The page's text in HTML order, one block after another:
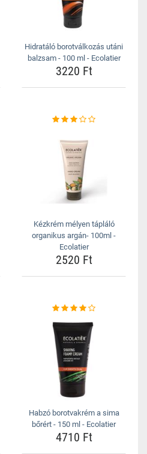
Hidratáló borotválkozás utáni
balzsam - 100 ml - Ecolatier
3220 Ft
Kézkrém mélyen tápláló
organikus argán- 100ml -
Ecolatier
2520 Ft
Habzó borotvakrém a sima
bőrért - 150 ml - Ecolatier
4710 Ft